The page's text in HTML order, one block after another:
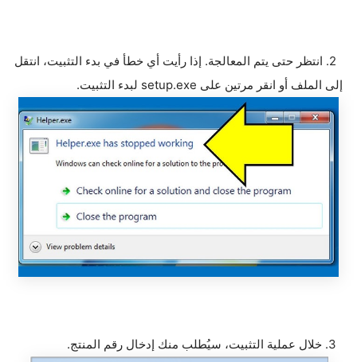
2. انتظر حتى يتم المعالجة. إذا رأيت أي خطأ في بدء التثبيت، انتقل
إلى الملف أو انقر مرتين على setup.exe لبدء التثبيت.